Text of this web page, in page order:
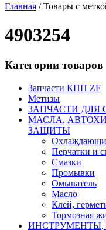
Главная /Товары с
4903254
Категории товаров
Запчасти КПП ZF
Метизы
ЗАПЧАСТИ ДЛЯ
МАСЛА,
ЗАЩИТЫ
Перчатки и
Смазки
Промывки
Омыватель
Масло
Клей,
Тормозная
ИНСТРУМЕНТЫ,